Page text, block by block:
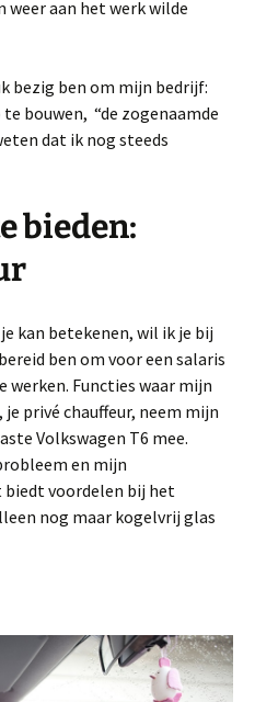
weer aan het werk wilde
bezig ben om mijn bedrijf:
te bouwen, “de zogenaamde
dat ik nog steeds
bieden:
kan betekenen, wil ik je bij
ben om voor een salaris
werken. Functies waar mijn
privé chauffeur, neem mijn
Volkswagen T6 mee.
en mijn
biedt voordelen bij het
nog maar kogelvrij glas